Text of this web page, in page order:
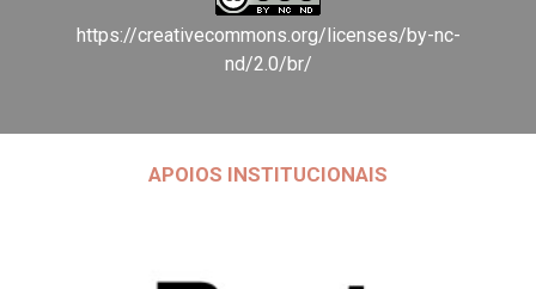
https://creativecommons.org/licenses/by-nc-
nd/2.0/br/
APOIOS INSTITUCIONAIS